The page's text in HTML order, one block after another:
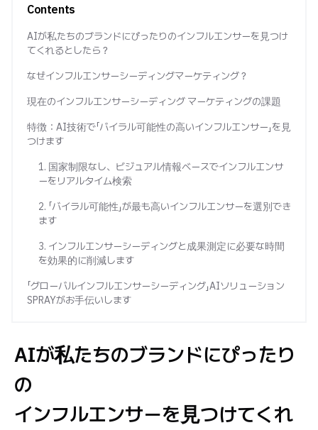
Contents
AIが私たちのブランドにぴったりのインフルエンサーを見つけ
てくれるとしたら？
なぜインフルエンサーシーディングマーケティング？
現在のインフルエンサーシーディング マーケティングの課題
特徴：AI技術で「バイラル可能性の高いインフルエンサー」を見
つけます
1. 国家制限なし、ビジュアル情報ベースでインフルエンサ
ーをリアルタイム検索
2. 「バイラル可能性」が最も高いインフルエンサーを選別でき
ます
3. インフルエンサーシーディングと成果測定に必要な時間
を効果的に削減します
「グローバルインフルエンサーシーディング」AIソリューション
SPRAYがお手伝いします
AIが私たちのブランドにぴったり
の
インフルエンサーを見つけてくれ